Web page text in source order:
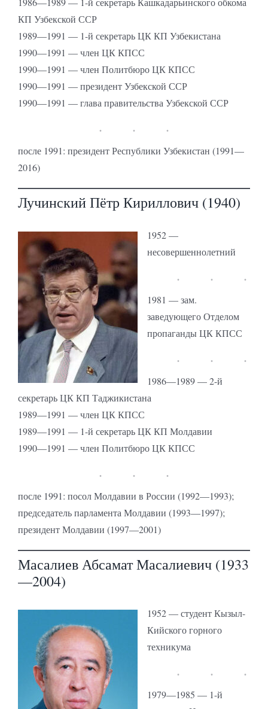
КП Узбекской ССР
1989—1991 — 1-й секретарь ЦК КП Узбекистана
1990—1991 — член ЦК КПСС
1990—1991 — член Политбюро ЦК КПСС
1990—1991 — президент Узбекской ССР
1990—1991 — глава правительства Узбекской ССР
после 1991: президент Республики Узбекистан (1991—
2016)
Лучинский Пётр Кириллович (1940)
1952 —
несовершеннолетний
1981 — зам.
заведующего Отделом
пропаганды ЦК КПСС
1986—1989 — 2-й
секретарь ЦК КП Таджикистана
1989—1991 — член ЦК КПСС
1989—1991 — 1-й секретарь ЦК КП Молдавии
1990—1991 — член Политбюро ЦК КПСС
после 1991: посол Молдавии в России (1992—1993);
председатель парламента Молдавии (1993—1997);
президент Молдавии (1997—2001)
Масалиев Абсамат Масалиевич (1933
—2004)
1952 — студент Кызыл-
Кийского горного
техникума
1979—1985 — 1-й